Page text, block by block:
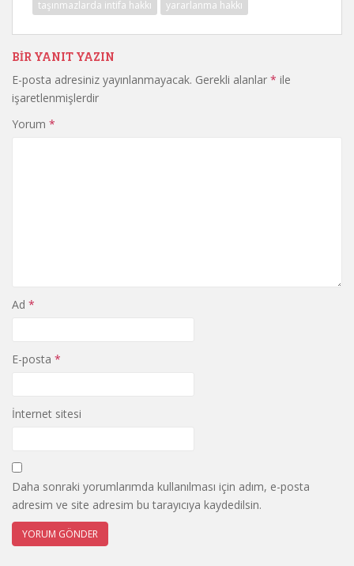
taşınmazlarda intifa hakkı yararlanma hakkı
BIR YANIT YAZIN
E-posta adresiniz yayınlanmayacak. Gerekli alanlar * ile
işaretlenmişlerdir
Yorum *
Ad *
E-posta *
İnternet sitesi
Daha sonraki yorumlarımda kullanılması için adım, e-posta
adresim ve site adresim bu tarayıcıya kaydedilsin.